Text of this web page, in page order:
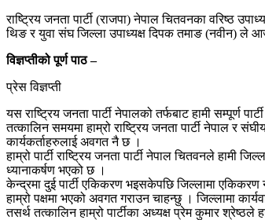
राष्ट्रिय जनता पार्टी (राजपा) नेपाल चितवनका वरिष्ठ
थिङ र युवा संघ जिल्ला उपाध्यक्ष दिपक तमाङ (नवीन) ले आज एक
विज्ञप्तीको पूर्ण पाठ –
प्रेस विज्ञप्ती
यस राष्ट्रिय जनता पार्टी नेपालको तर्फबाट हामी सम्पूर्ण
तत्कालिन समयमा हाम्रो राष्ट्रिय जनता पार्टी नेपाल र
कार्यकर्ताहरुलाई अवगत नै छ ।
हाम्रो पार्टी राष्ट्रिय जनता पार्टी नेपाल चितवनले हामी
ध्यानाकर्षण भएको छ ।
केन्द्रमा दुई पार्टी एकिकरण भइसकेपछि जिल्लामा एकिकरण
हाम्रो पक्षमा भएको अवगत गराउन चाहन्छु । जिल्लामा
तसर्थ तत्कालिन हाम्रो पार्टीका अध्यक्ष प्रेम कुमार